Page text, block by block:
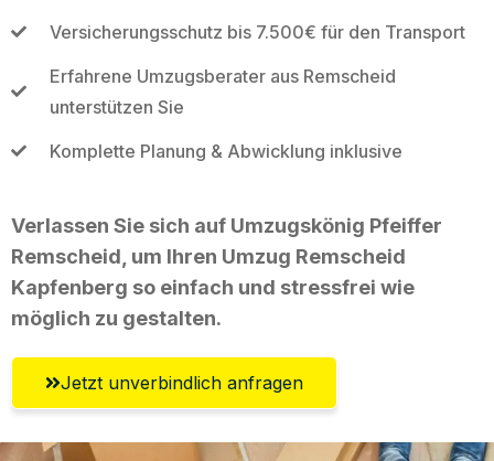
Versicherungsschutz bis 7.500€ für den Transport
Erfahrene Umzugsberater aus Remscheid
unterstützen Sie
Komplette Planung & Abwicklung inklusive
Verlassen Sie sich auf Umzugskönig Pfeiffer
Remscheid, um Ihren Umzug Remscheid
Kapfenberg so einfach und stressfrei wie
möglich zu gestalten.
Jetzt unverbindlich anfragen